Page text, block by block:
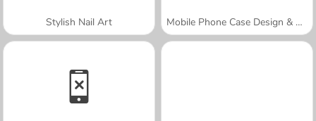
Stylish Nail Art Mobile Phone Case Design & DIY